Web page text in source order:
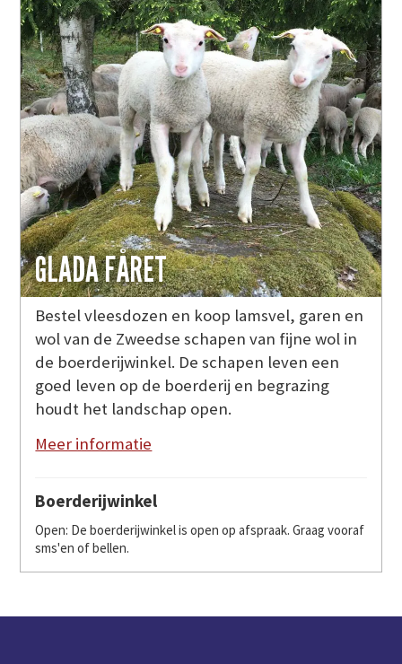
GLADA FÅRET
Bestel vleesdozen en koop lamsvel, garen en
wol van de Zweedse schapen van fijne wol in
de boerderijwinkel. De schapen leven een
goed leven op de boerderij en begrazing
houdt het landschap open.
Meer informatie
Boerderijwinkel
Open: De boerderijwinkel is open op afspraak. Graag vooraf
sms'en of bellen.